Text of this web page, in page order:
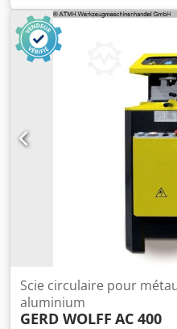
105 mm (carré) Capacité de
180 x 70 mm (plat) Capacité
environ 120 mm (rond)
100 mm (carré) Capacité de
135 x 60 mm (carré)
scie : 1 700 / 3 400 tr/min
1,5 / 2,2 kW Poids de la
Dimensions (L x l x H) : 0,9 x
manuelle pour la coupe de
d’onglet de 45 degrés à
de scie pivotante de 0
Dans le modèle Cobra 352
étaux se ferment
descend. • Table tournante
réglage rapide et précis des
vis pour maintenir la tête
position angulaire. •
de scie. • Système de
• Blocage de la tête de scie
Scie circulaire pour
aluminium
GERD WOLFF AC 400